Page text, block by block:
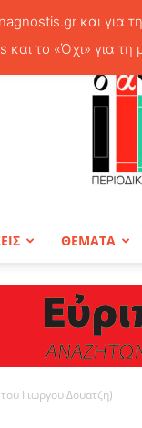
ΘΕΜΑΤΑ
Γιώργου Δουατζή)
και για
και το «Όχι» για